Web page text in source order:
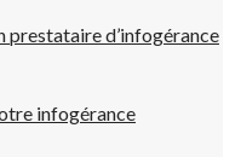
prestataire d’infogérance
infogérance